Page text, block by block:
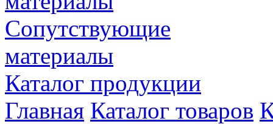
Сопутствующие
материалы
Каталог продукции
Главная Каталог товаров